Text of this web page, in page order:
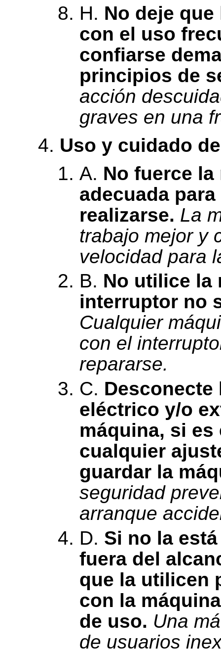
H. No deje
con el uso
confiarse
principios de
acción
graves en una
Uso y cuidado
A. No fuerce
adecuada
realizarse. La
trabajo mejor y
velocidad para
B. No utilice la
interruptor no
Cualquier
con el
repararse.
C.
eléctrico y/o
máquina, si es
cualquier
guardar la
seguridad
arranque
D. Si no la
fuera del
que la utilicen
con la
de uso. Una
de usuarios